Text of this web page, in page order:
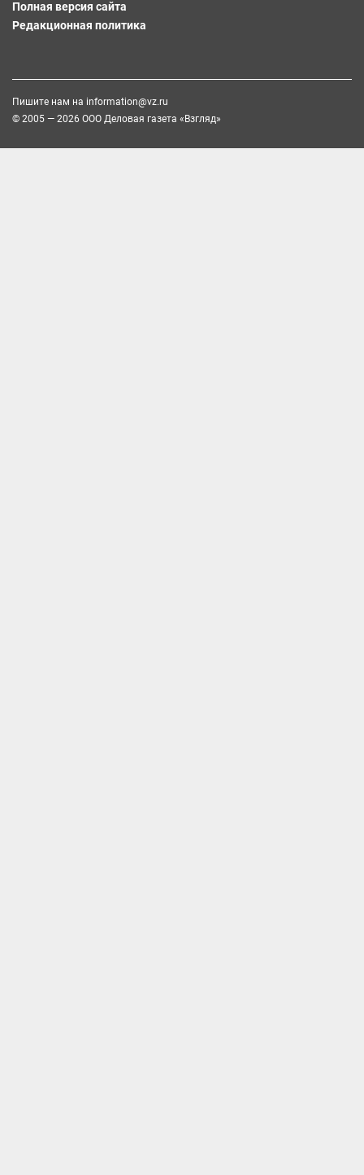
Полная версия сайта
Редакционная политика
Пишите нам на information@vz.ru
© 2005 — 2026 ООО Деловая газета «Взгляд»